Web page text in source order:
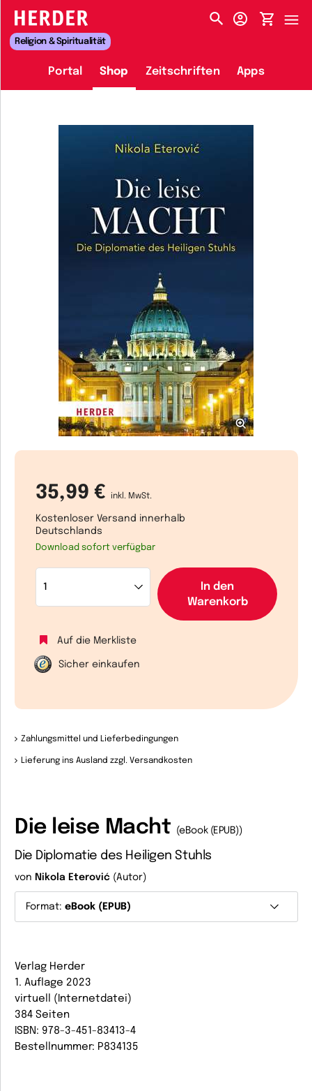
HERDER-MENÜ
Religion & Spiritualität
Portal Shop Zeitschriften Apps
35,99 € inkl. MwSt.
Kostenloser Versand innerhalb
Deutschlands
Download sofort verfügbar
In den
Warenkorb
Auf die Merkliste
Sicher einkaufen
Zahlungsmittel und Lieferbedingungen
Lieferung ins Ausland zzgl. Versandkosten
Die leise Macht (eBook (EPUB))
Die Diplomatie des Heiligen Stuhls
von Nikola Eterović (Autor)
Format: eBook (EPUB)
Verlag Herder
1. Auflage 2023
virtuell (Internetdatei)
384 Seiten
ISBN: 978-3-451-83413-4
Bestellnummer: P834135